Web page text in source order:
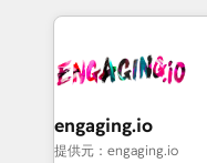
and sales ops at
move beyond
experience with
Own back-end
View, SuperOffice) -
Business Central,
engaging.io
提供元：engaging.io